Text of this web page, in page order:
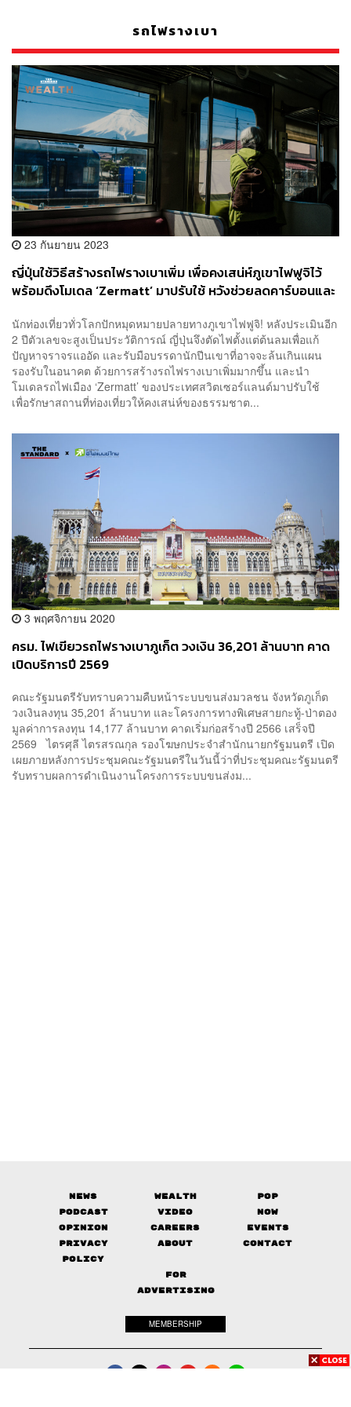
รถไฟรางเบา
23 กันยายน 2023
ญี่ปุ่นใช้วิธีสร้างรถไฟรางเบาเพิ่ม เพื่อคงเสน่ห์ภูเขาไฟฟูจิไว้
พร้อมดึงโมเดล ‘Zermatt’ มาปรับใช้ หวังช่วยลดคาร์บอนและ
นักท่องเที่ยวทั่วโลกปักหมุดหมายปลายทางภูเขาไฟฟูจิ! หลังประเมินอีก
2 ปีตัวเลขจะสูงเป็นประวัติการณ์ ญี่ปุ่นจึงตัดไฟตั้งแต่ต้นลมเพื่อแก้
ปัญหาจราจรแออัด และรับมือบรรดานักปีนเขาที่อาจจะล้นเกินแผน
รองรับในอนาคต ด้วยการสร้างรถไฟรางเบาเพิ่มมากขึ้น และนำ
โมเดลรถไฟเมือง ‘Zermatt’ ของประเทศสวิตเซอร์แลนด์มาปรับใช้
เพื่อรักษาสถานที่ท่องเที่ยวให้คงเสน่ห์ของธรรมชาต...
3 พฤศจิกายน 2020
ครม. ไฟเขียวรถไฟรางเบาภูเก็ต วงเงิน 36,201 ล้านบาท คาด
เปิดบริการปี 2569
คณะรัฐมนตรีรับทราบความคืบหน้าระบบขนส่งมวลชน จังหวัดภูเก็ต
วงเงินลงทุน 35,201 ล้านบาท และโครงการทางพิเศษสายกะทู้-ป่าตอง
มูลค่าการลงทุน 14,177 ล้านบาท คาดเริ่มก่อสร้างปี 2566 เสร็จปี
2569 ไตรศุลี ไตรสรณกุล รองโฆษกประจำสำนักนายกรัฐมนตรี เปิด
เผยภายหลังการประชุมคณะรัฐมนตรีในวันนี้ว่าที่ประชุมคณะรัฐมนตรี
รับทราบผลการดำเนินงานโครงการระบบขนส่งม...
News Wealth
Pop
Podcast
Video
Now
Opinion
Careers
Events
Privacy
Policy
About Contact
FOR
ADVERTISING
MEMBERSHIP